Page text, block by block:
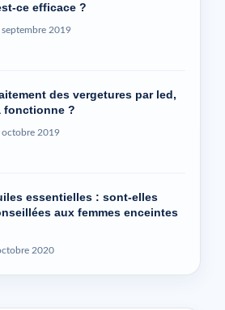
ce efficace ?
septembre 2019
des vergetures par led,
fonctionne ?
octobre 2019
essentielles : sont-elles
aux femmes enceintes
2020